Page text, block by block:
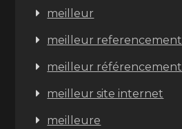
meilleur
meilleur referencement
meilleur référencement
meilleur site internet
meilleure